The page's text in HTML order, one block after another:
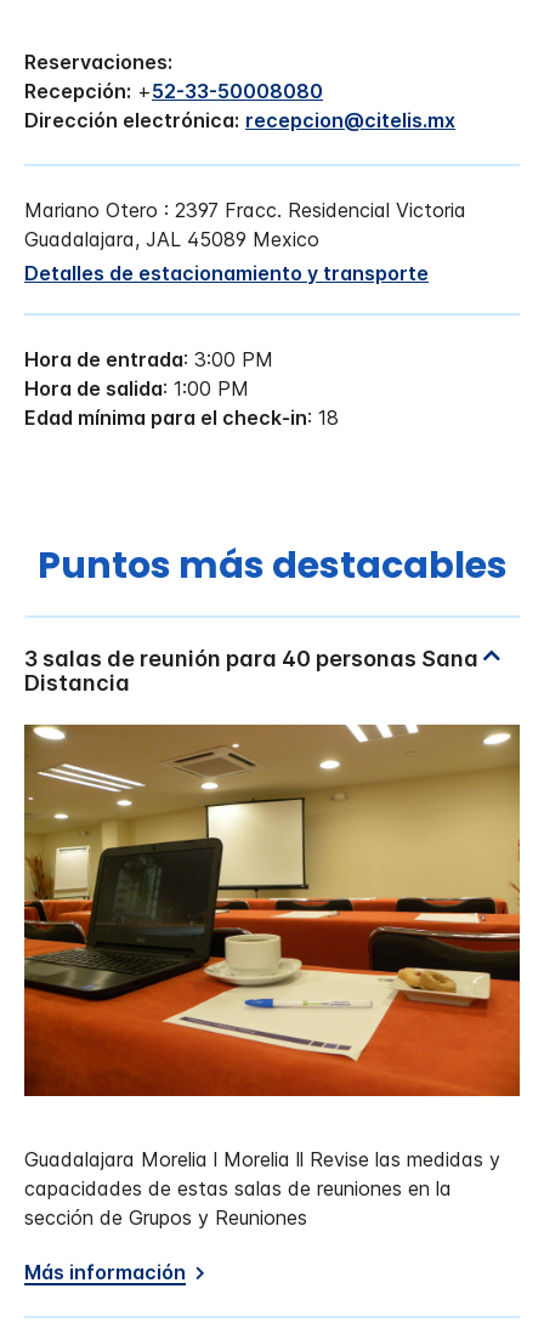
Reservaciones:
Recepción: +52-33-50008080
Dirección electrónica: recepcion@citelis.mx
Mariano Otero : 2397 Fracc. Residencial Victoria
Guadalajara, JAL 45089 Mexico
Detalles de estacionamiento y transporte
Hora de entrada: 3:00 PM
Hora de salida: 1:00 PM
Edad mínima para el check-in: 18
Puntos más destacables
Guadalajara Morelia l Morelia ll Revise las medidas y
capacidades de estas salas de reuniones en la
sección de Grupos y Reuniones
Más información